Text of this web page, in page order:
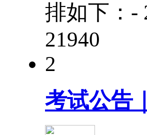
排如下：-
21940
2
考试公告